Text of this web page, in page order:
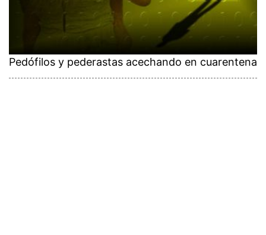
Pedófilos y pederastas acechando en cuarentena